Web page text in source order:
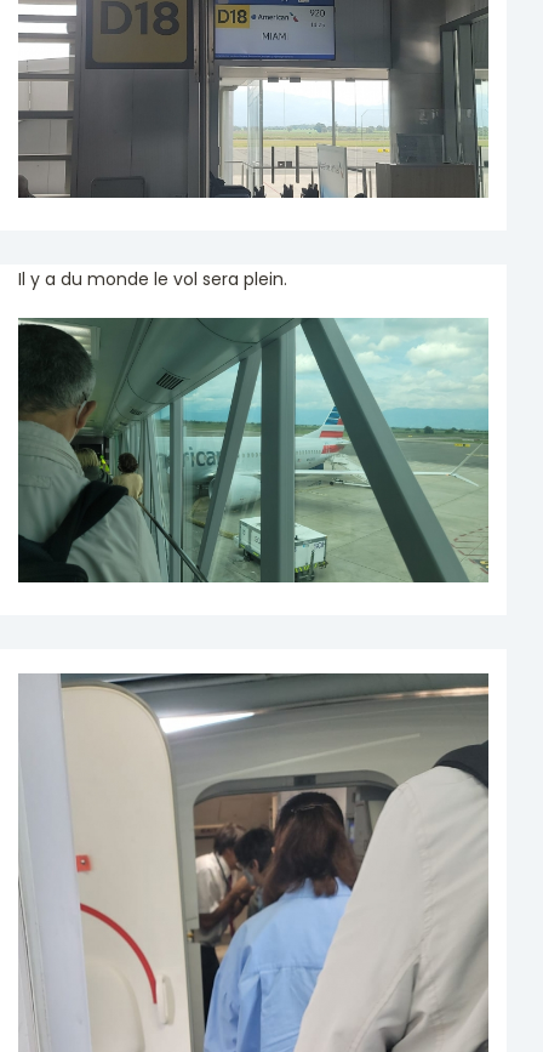
Il y a du monde le vol sera plein.